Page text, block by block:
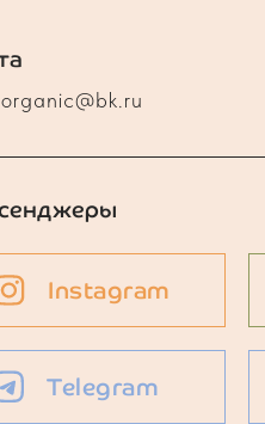
Instagram
Telegram